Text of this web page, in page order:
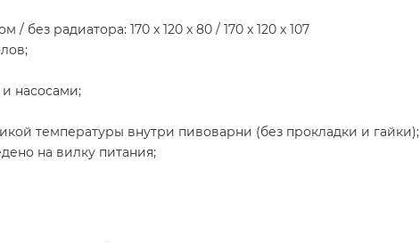
без радиатора: 170 x 120 x 80 / 170 x 120 x 107
насосами;
температуры внутри пивоварни (без прокладки и гайки);
на вилку питания;